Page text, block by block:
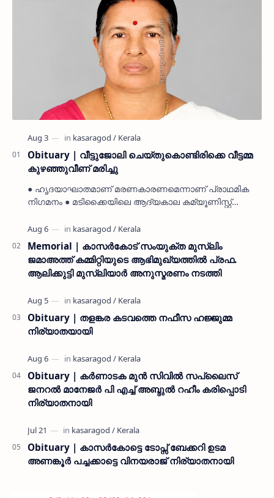
Obituary | വീട്ടുജോലി ചെയ്തുകൊണ്ടിരിക്കെ വീട്ടമ്മ
കുഴഞ്ഞുവീണ് മരിച്ചു
● ഹൃദയാഘാതമാണ് മരണകാരണമെന്നാണ് പ്രാഥമിക
നിഗമനം ● മടിക്കൈയിലെ ആദ്യകാല കമ്യൂണിസ്റ്റ്
മകളാണ് ● വിവരമറിഞ്ഞ് ജനപ്ര…
Memorial | കാസർകോട് സംയുക്ത മുസ്ലിം
ജമാഅത്ത് കമ്മിറ്റിയുടെ ആഭിമുഖ്യത്തിൽ പ്രഫ.
ആലിക്കുട്ടി മുസ്ലിയാർ അനുസ്മരണം നടത്തി
Obituary | തളങ്കര കടവത്തെ നഫീസ ഹജ്ജുമ്മ
നിര്യാതയായി
Obituary | കർണാടക മുൻ സിവില്‍ സപ്ലൈസ്
ജനറൽ മാനേജർ പി എച്ച് അബ്ദുൽ റഹീം കരിപ്പൊടി
നിര്യാതനായി
Obituary | കാസർകോട്ടെ ടോപ്സ് ബേക്കറി ഉടമ
അണങ്കൂർ പച്ചക്കാട്ടെ വിനയരാജ് നിര്യാതനായി